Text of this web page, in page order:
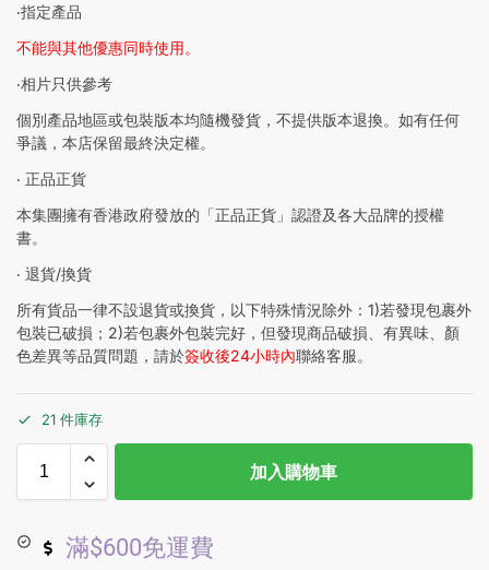
‧指定產品
不能與其他優惠同時使用。
‧相片只供參考
個別產品地區或包裝版本均隨機發貨，不提供版本退換。如有任何
爭議，本店保留最終決定權。
‧ 正品正貨
本集團擁有香港政府發放的「正品正貨」認證及各大品牌的授權
書。
‧ 退貨/換貨
所有貨品一律不設退貨或換貨，以下特殊情況除外：1)若發現包裹外
包裝已破損；2)若包裹外包裝完好，但發現商品破損、有異味、顏
色差異等品質問題，請於簽收後24小時內聯絡客服。
21 件庫存
加入購物車
滿$600免運費